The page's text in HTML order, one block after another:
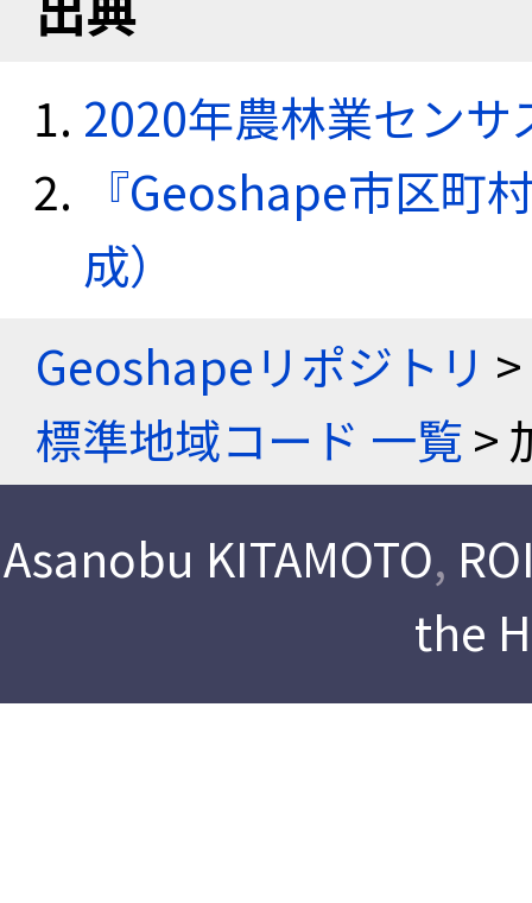
2020年農林業セン
『Geoshape市区町
成）
Geoshapeリポジトリ >
標準地域コード 一覧>
Asanobu KITAMOTO,
the